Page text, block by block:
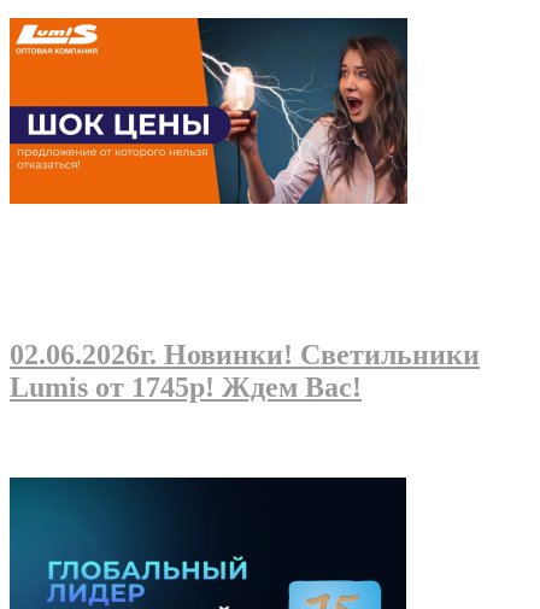
02.06.2026г. Новинки! Светильники
Lumis от 1745р! Ждем Вас!